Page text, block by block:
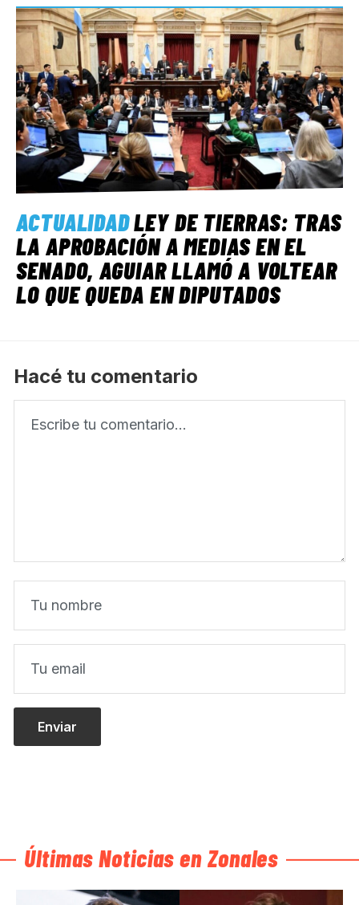
ACTUALIDADLEY DE TIERRAS: TRAS
LA APROBACIÓN A MEDIAS EN EL
SENADO, AGUIAR LLAMÓ A VOLTEAR
LO QUE QUEDA EN DIPUTADOS
Hacé tu comentario
Últimas Noticias en Zonales